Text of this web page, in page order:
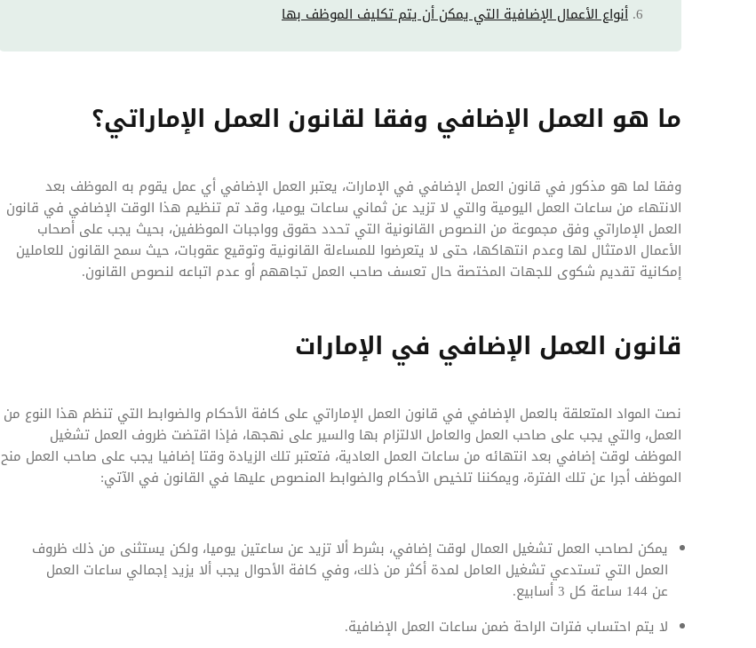
أنواع الأعمال الإضافية التي يمكن أن يتم تكليف الموظف بها
ما هو العمل الإضافي وفقا لقانون العمل الإماراتي؟
وفقا لما هو مذكور في قانون العمل الإضافي في الإمارات، يعتبر العمل الإضافي أي عمل يقوم به الموظف بعد
الانتهاء من ساعات العمل اليومية والتي لا تزيد عن ثماني ساعات يوميا، وقد تم تنظيم هذا الوقت الإضافي في قانون
العمل الإماراتي وفق مجموعة من النصوص القانونية التي تحدد حقوق وواجبات الموظفين، بحيث يجب على أصحاب
الأعمال الامتثال لها وعدم انتهاكها، حتى لا يتعرضوا للمساءلة القانونية وتوقيع عقوبات، حيث سمح القانون للعاملين
إمكانية تقديم شكوى للجهات المختصة حال تعسف صاحب العمل تجاههم أو عدم اتباعه لنصوص القانون.
قانون العمل الإضافي في الإمارات
نصت المواد المتعلقة بالعمل الإضافي في قانون العمل الإماراتي على كافة الأحكام والضوابط التي تنظم هذا النوع من
العمل، والتي يجب على صاحب العمل والعامل الالتزام بها والسير على نهجها، فإذا اقتضت ظروف العمل تشغيل
الموظف لوقت إضافي بعد انتهائه من ساعات العمل العادية، فتعتبر تلك الزيادة وقتا إضافيا يجب على صاحب العمل منح
الموظف أجرا عن تلك الفترة، ويمكننا تلخيص الأحكام والضوابط المنصوص عليها في القانون في الآتي:
يمكن لصاحب العمل تشغيل العمال لوقت إضافي، بشرط ألا تزيد عن ساعتين يوميا، ولكن يستثنى من ذلك ظروف
العمل التي تستدعي تشغيل العامل لمدة أكثر من ذلك، وفي كافة الأحوال يجب ألا يزيد إجمالي ساعات العمل
عن 144 ساعة كل 3 أسابيع.
لا يتم احتساب فترات الراحة ضمن ساعات العمل الإضافية.